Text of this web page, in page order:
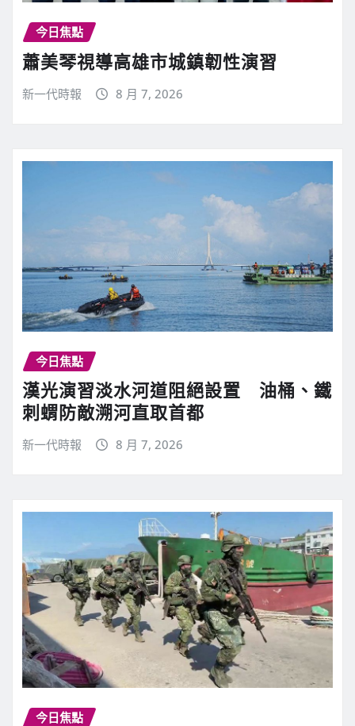
今日焦點
蕭美琴視導高雄市城鎮韌性演習
新一代時報 8 月 7, 2026
今日焦點
漢光演習淡水河道阻絕設置 油桶、鐵
刺蝟防敵溯河直取首都
新一代時報 8 月 7, 2026
今日焦點